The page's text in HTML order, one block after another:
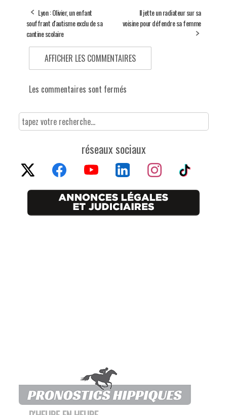
Lyon : Olivier, un enfant
souffrant d'autisme exclu de sa
cantine scolaire
Il jette un radiateur sur sa
voisine pour défendre sa femme
AFFICHER LES COMMENTAIRES
Les commentaires sont fermés
réseaux sociaux